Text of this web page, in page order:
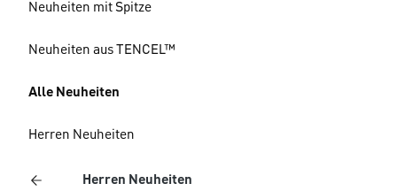
Neuheiten mit Spitze
Neuheiten aus TENCEL™
Alle Neuheiten
Herren Neuheiten
Herren Neuheiten